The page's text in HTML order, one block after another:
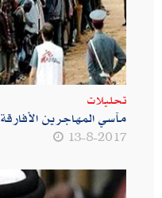
تحليلات
مآسي المهاجرين الأفارقة
13-8-2017